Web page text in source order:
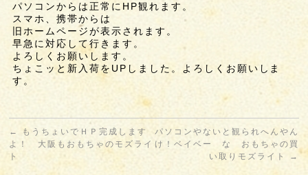
パソコンからは正常にHP観れます。
スマホ、携帯からは
旧ホームページが表示されます。
早急に対応して行きます。
よろしくお願いします。
ちょこッと新入荷をUPしました。
よろしくお願いしま
す。
←
もうちょいでＨＰ完成します
よ！ 大阪もおもちゃのモズライ
ト
パソコンやないと観られへんやん
け！ベイベー な おもちゃの買
い取りモズライト
→